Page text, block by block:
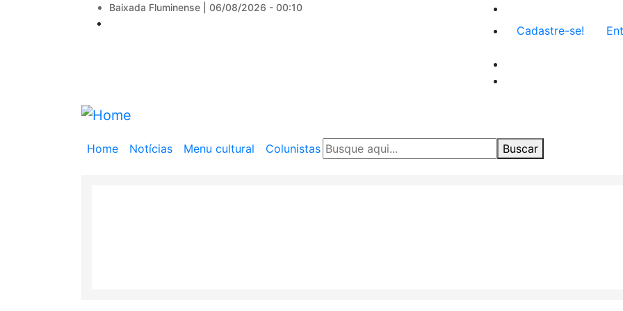
Baixada Fluminense | 06/08/2026 - 00:10
Menu
usuário
Cadastre-se!
Main
Home Notícias Menu cultural Colunistas Buscar